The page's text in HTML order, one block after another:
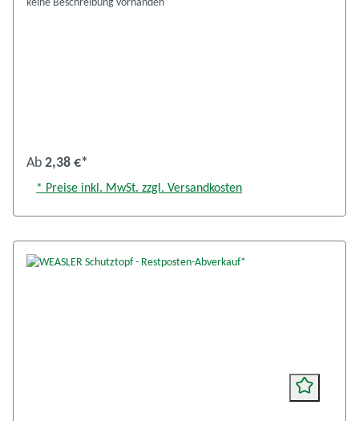
keine Beschreibung vorhanden
Ab 2,38 €*
* Preise inkl. MwSt. zzgl. Versandkosten